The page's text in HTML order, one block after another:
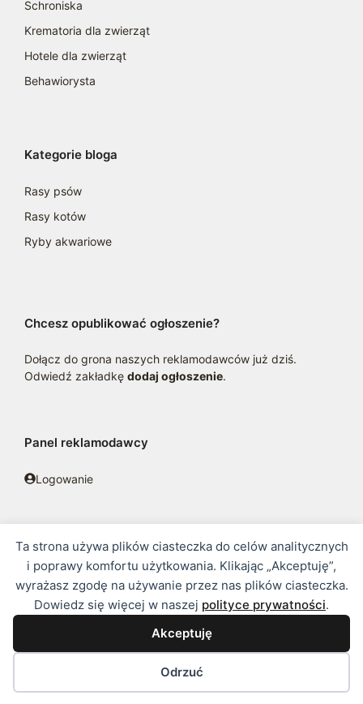
Ta strona używa plików ciasteczka do celów analitycznych
i poprawy komfortu użytkowania. Klikając „Akceptuję”,
wyrażasz zgodę na używanie przez nas plików ciasteczka.
Dowiedz się więcej w naszej polityce prywatności.
Akceptuję
Odrzuć
Schroniska
Krematoria dla zwierząt
Hotele dla zwierząt
Behawiorysta
Kategorie bloga
Rasy psów
Rasy kotów
Ryby akwariowe
Chcesz opublikować ogłoszenie?
Dołącz do grona naszych reklamodawców już dziś.
Odwiedź zakładkę dodaj ogłoszenie.
Panel reklamodawcy
Logowanie
© 2016 - 2026 zoosklepik.pl •Polityka prywatności • Sitemap
Treść niniejszej strony internetowej nie stanowi oferty w rozumieniu
prawa handlowego.